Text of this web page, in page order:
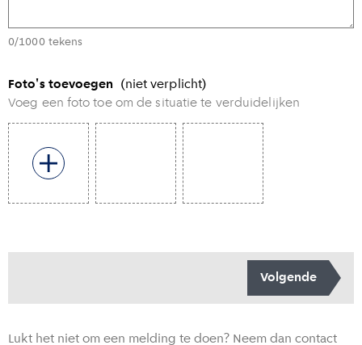
0/1000 tekens
Foto's toevoegen
(niet verplicht)
Voeg een foto toe om de situatie te verduidelijken
Toevoegen foto
Volgende
Lukt het niet om een melding te doen? Neem dan contact